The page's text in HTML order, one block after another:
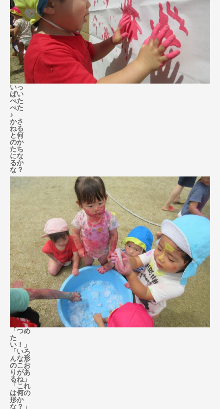
いっ
ぱい
ぺた
ぺた
♪
かさ
ねる
と何
のか
たち
にな
るか
な？
「つめ
た
い！」
「いろ
んな形
のこお
りがあ
るね」
「これ
は何の
形か
な？」